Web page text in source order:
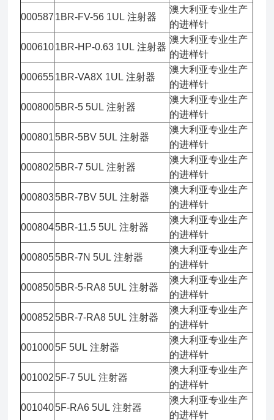
000587 1BR-FV-56 1UL 注射器
澳大利亚专业生产
的进样针
0006101BR-HP-0.63 1UL 注射器
澳大利亚专业生产
的进样针
0006551BR-VA8X 1UL 注射器
澳大利亚专业生产
的进样针
0008005BR-5 5UL 注射器
澳大利亚专业生产
的进样针
000801 5BR-5BV 5UL 注射器
澳大利亚专业生产
的进样针
000802 5BR-7 5UL 注射器
澳大利亚专业生产
的进样针
0008035BR-7BV 5UL 注射器
澳大利亚专业生产
的进样针
0008045BR-11.5 5UL 注射器
澳大利亚专业生产
的进样针
0008055BR-7N 5UL 注射器
澳大利亚专业生产
的进样针
0008505BR-5-RA8 5UL 注射器
澳大利亚专业生产
的进样针
000852 5BR-7-RA8 5UL 注射器
澳大利亚专业生产
的进样针
0010005F 5UL 注射器
澳大利亚专业生产
的进样针
001002 5F-7 5UL 注射器
澳大利亚专业生产
的进样针
0010405F-RA6 5UL 注射器
澳大利亚专业生产
的进样针